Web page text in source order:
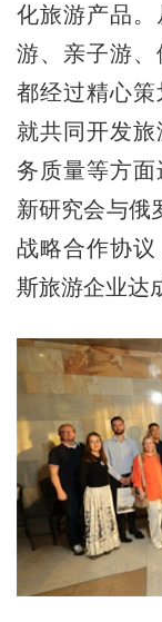
化旅游产品
游、亲子游
都经过精心
就共同开发
务质量等方面
新研究会与俄
战略合作协
斯旅游企业达